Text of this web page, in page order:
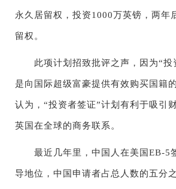
永久居留权，投资1000万英镑，两年
留权。
此项计划招致批评之声，因为“投
是向国际超级富豪提供有效购买国籍
认为，“投资者签证”计划有利于吸引
英国在全球的商务联系。
最近几年里，中国人在美国EB-5
导地位，中国申请者占总人数的五分